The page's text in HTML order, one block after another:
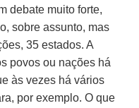
debate muito forte,
sobre assunto, mas
35 estados. A
povos ou nações há
às vezes há vários
por exemplo. O que